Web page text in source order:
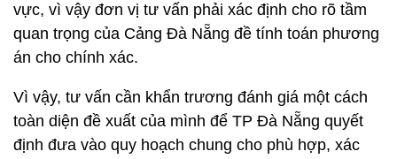
vực, vì vậy đơn vị tư vấn phải xác định cho rõ tầm
quan trọng của Cảng Đà Nẵng đề tính toán phương
án cho chính xác.
Vì vậy, tư vấn cần khẩn trương đánh giá một cách
toàn diện đề xuất của mình để TP Đà Nẵng quyết
định đưa vào quy hoạch chung cho phù hợp, xác